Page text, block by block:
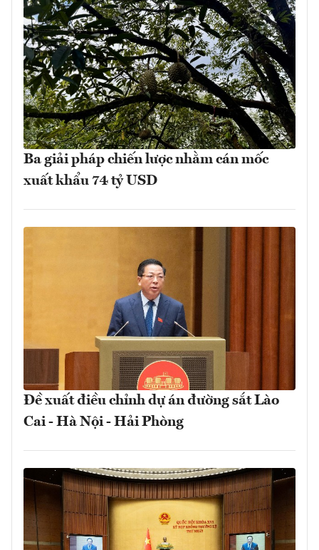
Ba giải pháp chiến lược nhằm cán mốc
xuất khẩu 74 tỷ USD
Đề xuất điều chỉnh dự án đường sắt Lào
Cai - Hà Nội - Hải Phòng